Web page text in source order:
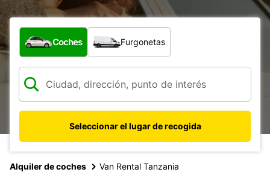
¿Qué tipo de vehículo?
Coches Furgonetas
Seleccionar el lugar de recogida
Alquiler de coches Van Rental Tanzania